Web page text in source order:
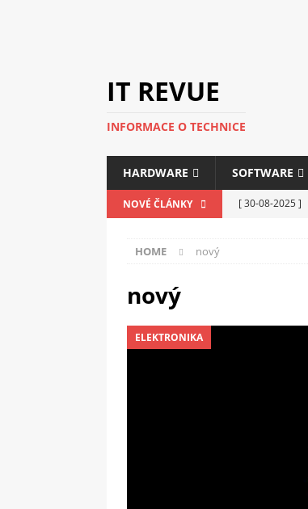
IT REVUE
INFORMACE O TECHNICE
HARDWARE SOFTWARE
NOVÉ ČLÁNKY [ 30-08-2025 ]
HOME nový
nový
ELEKTRONIKA